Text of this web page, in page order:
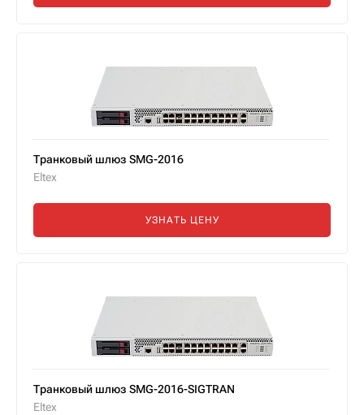
Транковый шлюз SMG-2016
Eltex
УЗНАТЬ ЦЕНУ
Транковый шлюз SMG-2016-SIGTRAN
Eltex